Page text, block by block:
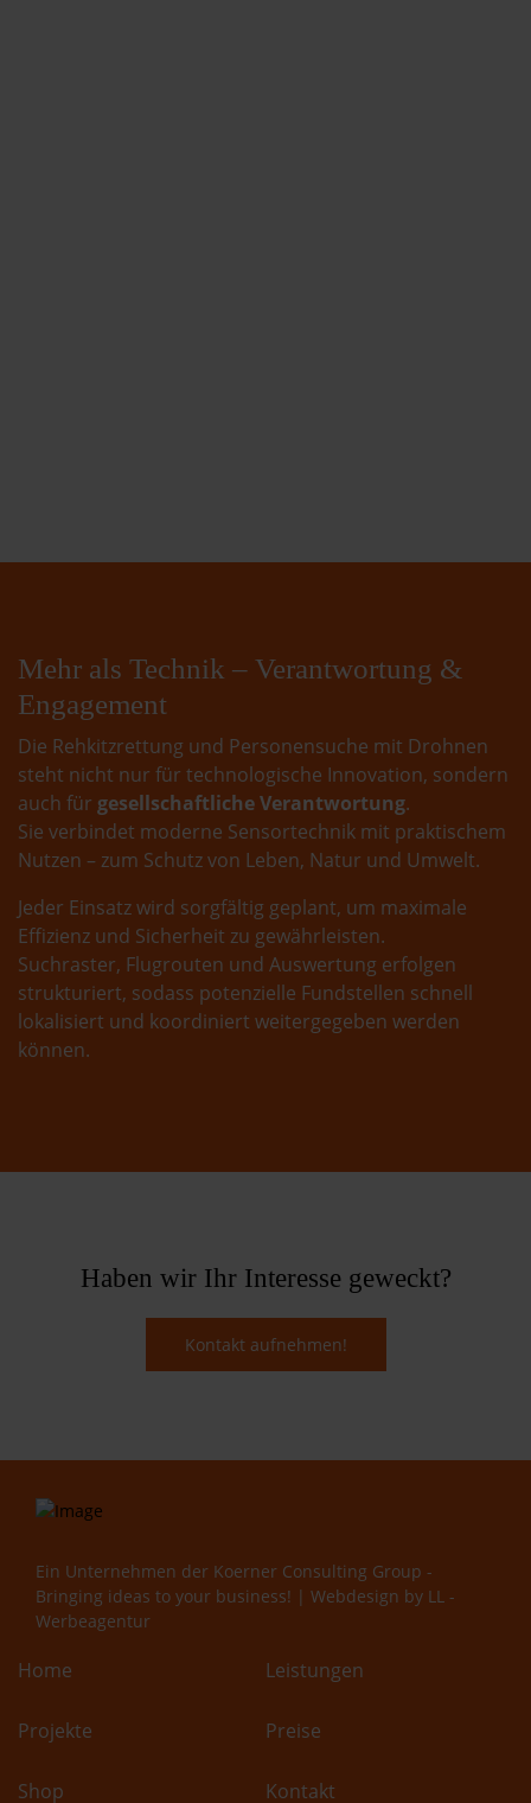
Mehr als Technik – Verantwortung &
Engagement
Die Rehkitzrettung und Personensuche mit Drohnen
steht nicht nur für technologische Innovation, sondern
auch für gesellschaftliche Verantwortung.
Sie verbindet moderne Sensortechnik mit praktischem
Nutzen – zum Schutz von Leben, Natur und Umwelt.
Jeder Einsatz wird sorgfältig geplant, um maximale
Effizienz und Sicherheit zu gewährleisten.
Suchraster, Flugrouten und Auswertung erfolgen
strukturiert, sodass potenzielle Fundstellen schnell
lokalisiert und koordiniert weitergegeben werden
können.
Haben wir Ihr Interesse geweckt?
Kontakt aufnehmen!
Ein Unternehmen der Koerner Consulting Group -
Bringing ideas to your business! | Webdesign by LL -
Werbeagentur
Home Leistungen
Projekte Preise
Shop Kontakt